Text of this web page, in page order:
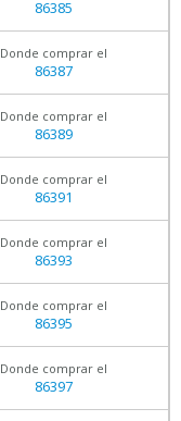
86385
Donde comprar el
86387
Donde comprar el
86389
Donde comprar el
86391
Donde comprar el
86393
Donde comprar el
86395
Donde comprar el
86397